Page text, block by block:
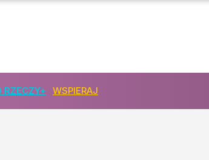
RZECZY+ WSPIERAJ
TVN w rękach sądu